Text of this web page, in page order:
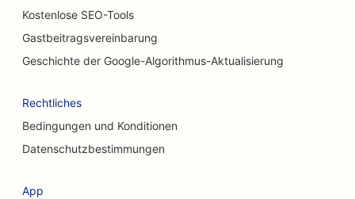
SEO für Chiropraktiker
SEO für Katzencafés
SEO für chemische Peeling-Dienstleistungen
SEO für Bekleidungsgeschäfte
Kostenlose SEO-Tools
Gastbeitragsvereinbarung
Geschichte der Google-Algorithmus-Aktualisierung
Rechtliches
Bedingungen und Konditionen
Datenschutzbestimmungen
App